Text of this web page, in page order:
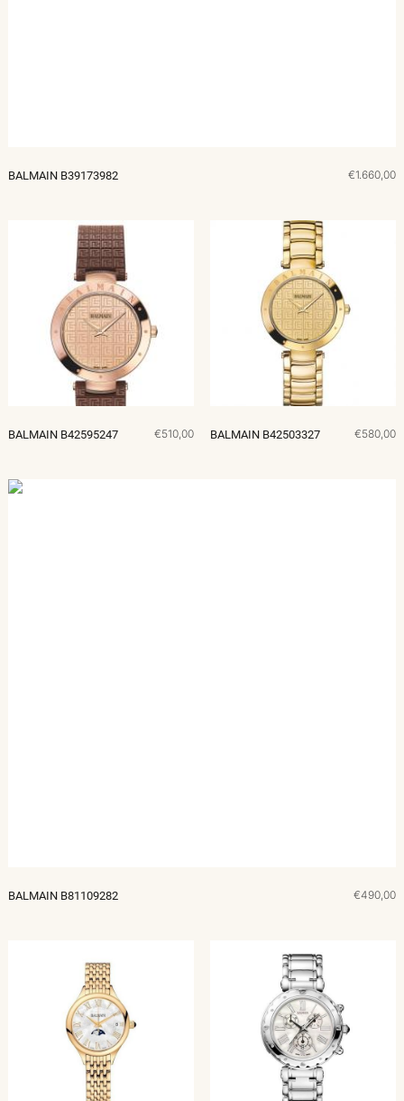
BALMAIN B39173982 €1.660,00
BALMAIN B42595247 €510,00 BALMAIN B42503327 €580,00
BALMAIN B81109282 €490,00